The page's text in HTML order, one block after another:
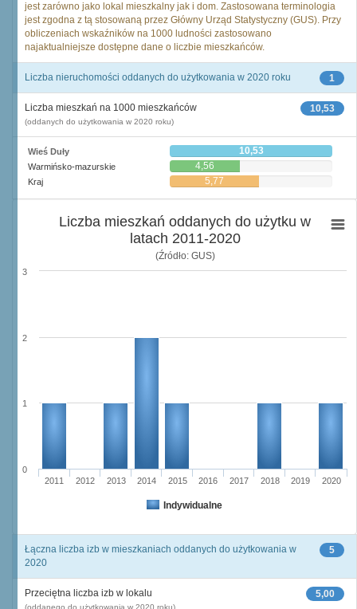
jest zarówno jako lokal mieszkalny jak i dom. Zastosowana terminologia
jest zgodna z tą stosowaną przez Główny Urząd Statystyczny (GUS). Przy
obliczeniach wskaźników na 1000 ludności zastosowano
najaktualniejsze dostępne dane o liczbie mieszkańców.
1
Liczba nieruchomości oddanych do użytkowania w 2020 roku
10,53
Liczba mieszkań na 1000 mieszkańców
(oddanych do użytkowania w 2020 roku)
Wieś Duły 10,53
Warmińsko-mazurskie 4,56
Kraj 5,77
Liczba mieszkań oddanych do użytku w
latach 2011-2020
(Źródło: GUS)
Indywidualne
2011 2012 2013 2014 2015 2016 2017 2018 2019 2020
0
1
2
3
5
Łączna liczba izb w mieszkaniach oddanych do użytkowania w
2020
5,00
Przeciętna liczba izb w lokalu
(oddanego do użytkowania w 2020 roku)